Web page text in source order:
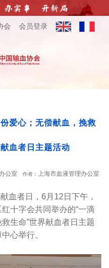
会 会员登录
爱心；无偿献血，挽救
血者日主题活动
公室 作者： 上海市血液管理办公室
者日，6月12日下午，
十字会共同举办的“一滴
生命”世界献血者日主题
心举行。